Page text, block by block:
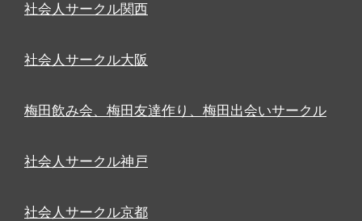
社会人サークル関西
社会人サークル大阪
梅田飲み会、梅田友達作り、梅田出会いサークル
社会人サークル神戸
社会人サークル京都